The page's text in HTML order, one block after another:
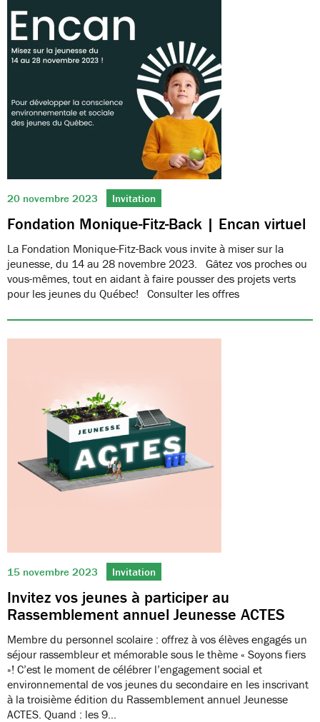
20 novembre 2023 Invitation
Fondation Monique-Fitz-Back | Encan virtuel
La Fondation Monique-Fitz-Back vous invite à miser sur la
jeunesse, du 14 au 28 novembre 2023. Gâtez vos proches ou
vous-mêmes, tout en aidant à faire pousser des projets verts
pour les jeunes du Québec! Consulter les offres
15 novembre 2023 Invitation
Invitez vos jeunes à participer au
Rassemblement annuel Jeunesse ACTES
Membre du personnel scolaire : offrez à vos élèves engagés un
séjour rassembleur et mémorable sous le thème « Soyons fiers
»! C’est le moment de célébrer l’engagement social et
environnemental de vos jeunes du secondaire en les inscrivant
à la troisième édition du Rassemblement annuel Jeunesse
ACTES. Quand : les 9…